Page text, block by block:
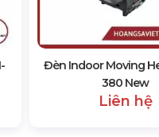
Đèn Indoor Moving
380 New
Liên hệ